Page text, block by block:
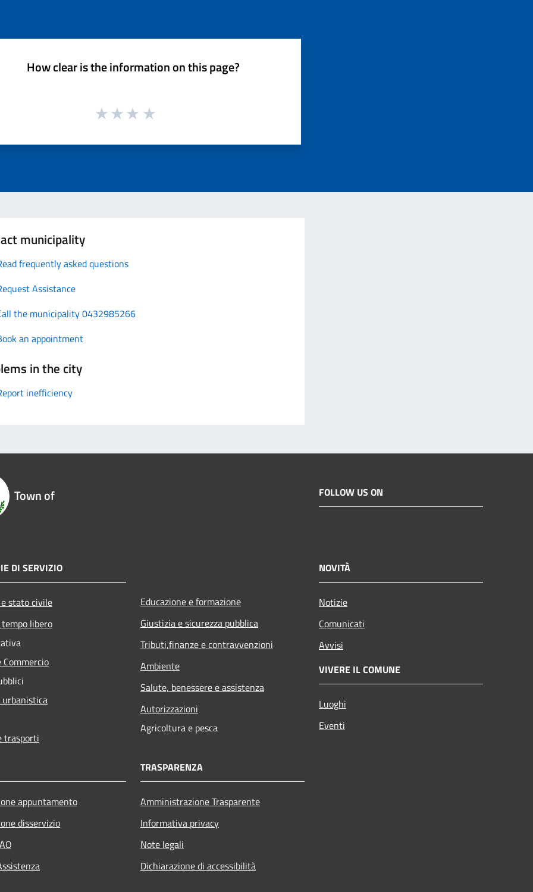
How clear is the information on this page?
municipality
frequently asked questions
Assistance
the municipality 0432985266
an appointment
in the city
inefficiency
Town of FOLLOW US ON
DI SERVIZIO
stato civile
libero
Commercio
urbanistica
trasporti
Educazione e formazione
Giustizia e sicurezza pubblica
Tributi,finanze e contravvenzioni
Ambiente
Salute, benessere e assistenza
Autorizzazioni
Agricoltura e pesca
NOVITÀ
Notizie
Comunicati
Avvisi
VIVERE IL COMUNE
Luoghi
Eventi
appuntamento
disservizio
TRASPARENZA
Amministrazione Trasparente
Informativa privacy
Note legali
Dichiarazione di accessibilità